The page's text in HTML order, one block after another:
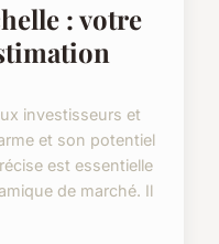
: votre
investisseurs et
et son potentiel
est essentielle
de marché. Il